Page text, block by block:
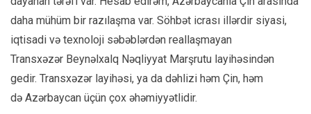
daha mühüm bir razılaşma var. Söhbət icrası illərdir siyasi,
iqtisadi və texnoloji səbəblərdən reallaşmayan
Transxəzər Beynəlxalq Nəqliyyat Marşrutu layihəsindən
gedir. Transxəzər layihəsi, ya da dəhlizi həm Çin, həm
də Azərbaycan üçün çox əhəmiyyətlidir.